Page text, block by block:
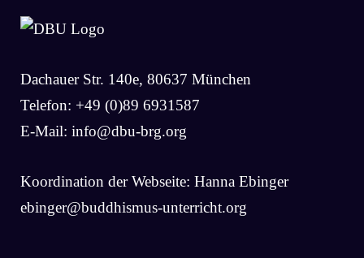
Dachauer Str. 140e, 80637 München
Telefon: +49 (0)89 6931587
E-Mail: info@dbu-brg.org
Koordination der Webseite: Hanna Ebinger
ebinger@buddhismus-unterricht.org